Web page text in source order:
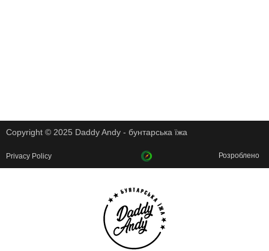
Copyright © 2025 Daddy Andy - бунтарська їжа
Privacy Policy Розроблено